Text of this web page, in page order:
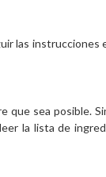
las instrucciones
que sea posible.
la lista de